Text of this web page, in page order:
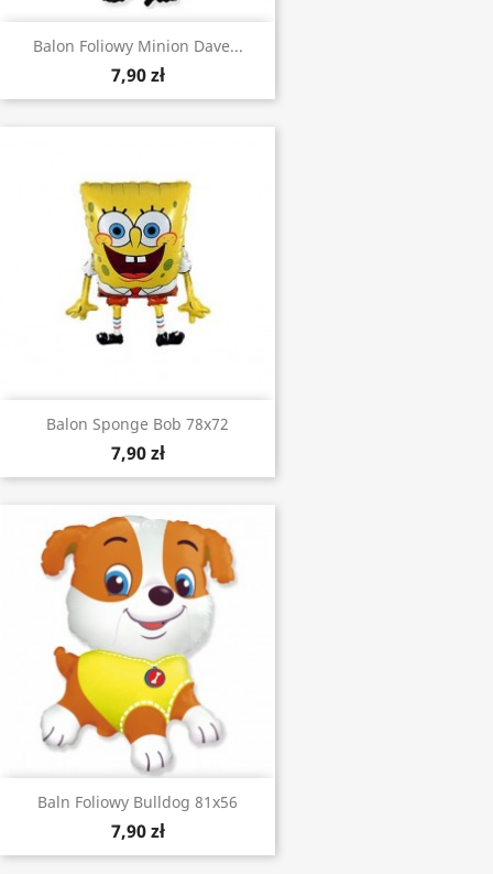
Balon Foliowy Minion Dave...
7,90 zł
Balon Sponge Bob 78x72
7,90 zł
Baln Foliowy Bulldog 81x56
7,90 zł